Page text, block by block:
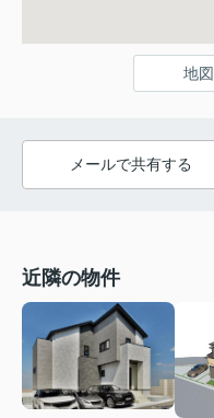
地
メールで共有する
近隣の物件